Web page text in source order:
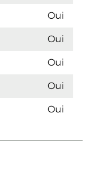
Oui
Oui
Oui
Oui
Oui